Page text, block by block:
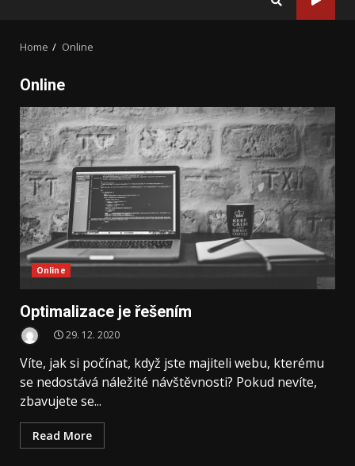
Home Online
Online
Online
Optimalizace je řešením
29. 12. 2020
Víte, jak si počínat, když jste majiteli webu, kterému
se nedostává náležité návštěvnosti? Pokud nevíte,
zbavujete se...
Read More